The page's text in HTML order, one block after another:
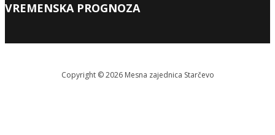
VREMENSKA PROGNOZA
Copyright © 2026 Меsna zajednica Starčevo